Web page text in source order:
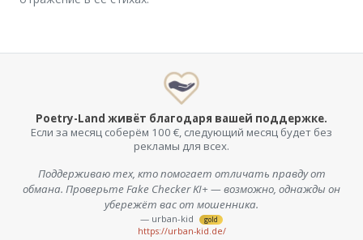
Poetry-Land живёт благодаря вашей поддержке.
Если за месяц соберём 100 €, следующий месяц будет без
рекламы для всех.
Поддерживаю тех, кто помогает отличать правду от
обмана. Проверьте Fake Checker KI+ — возможно, однажды он
убережёт вас от мошенника.
— urban-kid gold
https://urban-kid.de/